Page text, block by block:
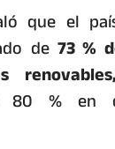
que el
de 73 %
renovables,
% en